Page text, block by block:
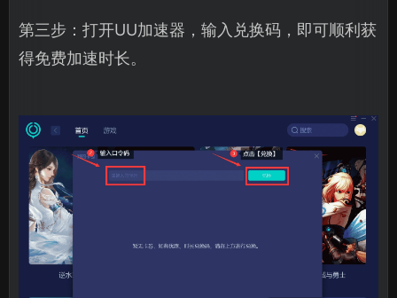
第三步：打开UU加速器，输入兑换码，即可顺利获
得免费加速时长。